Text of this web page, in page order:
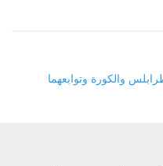
والكورة وتوابعهما